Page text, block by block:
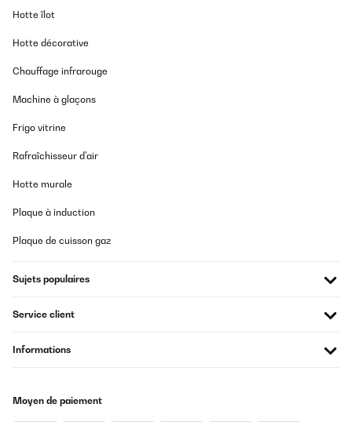
Hotte îlot
Hotte décorative
Chauffage infrarouge
Machine à glaçons
Frigo vitrine
Rafraîchisseur d'air
Hotte murale
Plaque à induction
Plaque de cuisson gaz
Sujets populaires
Service client
Informations
Moyen de paiement